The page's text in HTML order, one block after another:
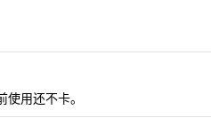
用还不卡。